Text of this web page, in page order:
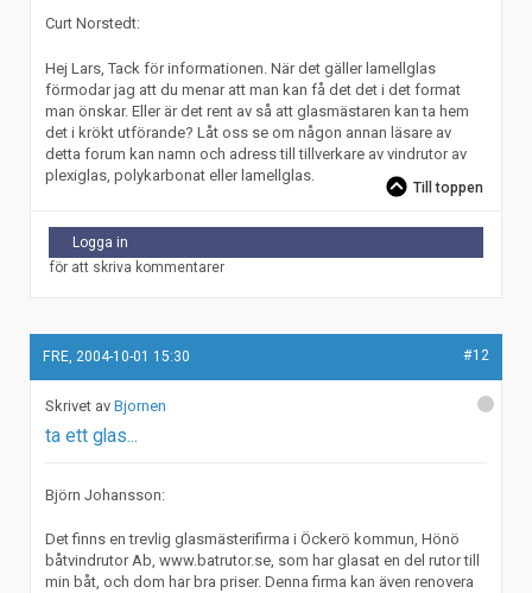
Curt Norstedt:
Hej Lars, Tack för informationen. När det gäller lamellglas
förmodar jag att du menar att man kan få det det i det format
man önskar. Eller är det rent av så att glasmästaren kan ta hem
det i krökt utförande? Låt oss se om någon annan läsare av
detta forum kan namn och adress till tillverkare av vindrutor av
plexiglas, polykarbonat eller lamellglas.
Till toppen
Logga in
för att skriva kommentarer
FRE, 2004-10-01 15:30 #12
Bjornen
ta ett glas...
Björn Johansson:
Det finns en trevlig glasmästerifirma i Öckerö kommun, Hönö
båtvindrutor Ab, www.batrutor.se, som har glasat en del rutor till
min båt, och dom har bra priser. Denna firma kan även renovera